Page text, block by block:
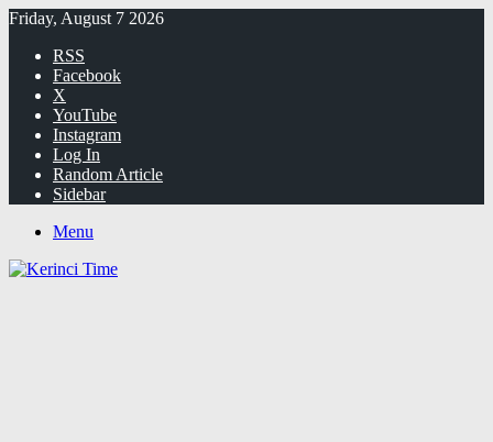
Friday, August 7 2026
RSS
Facebook
X
YouTube
Instagram
Log In
Random Article
Sidebar
Menu